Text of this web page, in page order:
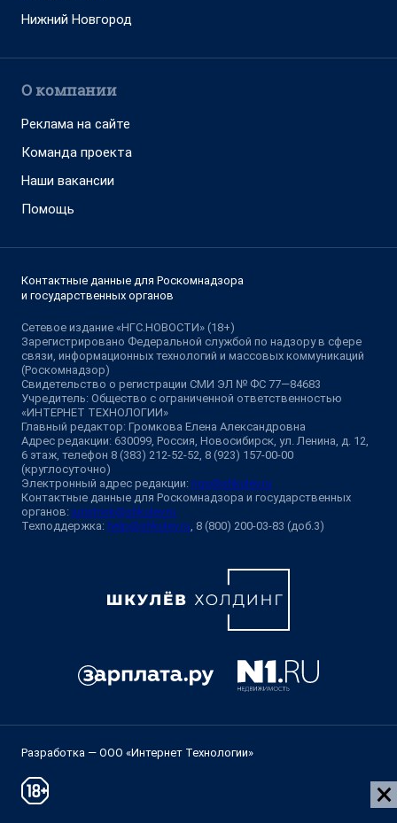
Нижний Новгород
О компании
Реклама на сайте
Команда проекта
Наши вакансии
Помощь
Контактные данные для Роскомнадзора
и государственных органов
Сетевое издание «НГС.НОВОСТИ» (18+)
Зарегистрировано Федеральной службой по надзору в сфере
связи, информационных технологий и массовых коммуникаций
(Роскомнадзор)
Свидетельство о регистрации СМИ ЭЛ № ФС 77—84683
Учредитель: Общество с ограниченной ответственностью
«ИНТЕРНЕТ ТЕХНОЛОГИИ»
Главный редактор: Громкова Елена Александровна
Адрес редакции: 630099, Россия, Новосибирск, ул. Ленина, д. 12,
6 этаж, телефон 8 (383) 212-52-52, 8 (923) 157-00-00
(круглосуточно)
Электронный адрес редакции: ngs@shkulev.ru
Контактные данные для Роскомнадзора и государственных
органов: juristnsk@shkulev.ru
Техподдержка: help@shkulev.ru, 8 (800) 200-03-83 (доб.3)
Разработка — ООО «Интернет Технологии»